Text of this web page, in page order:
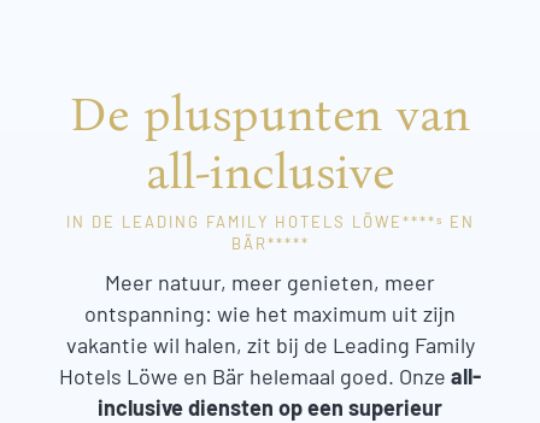
De pluspunten van
all-inclusive
IN DE LEADING FAMILY HOTELS LÖWE****ˢ EN
BÄR*****
Meer natuur, meer genieten, meer
ontspanning: wie het maximum uit zijn
vakantie wil halen, zit bij de Leading Family
Hotels Löwe en Bär helemaal goed. Onze all-
inclusive diensten op een superieur